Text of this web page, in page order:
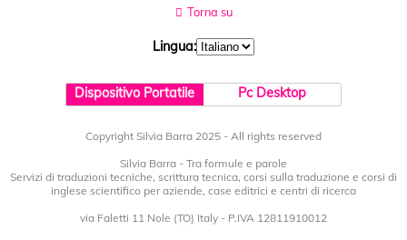
Torna su
Lingua:
Dispositivo Portatile Pc Desktop
Copyright Silvia Barra 2025 - All rights reserved
Silvia Barra - Tra formule e parole
Servizi di traduzioni tecniche, scrittura tecnica, corsi sulla traduzione e corsi di
inglese scientifico per aziende, case editrici e centri di ricerca
via Faletti 11 Nole (TO) Italy - P.IVA 12811910012